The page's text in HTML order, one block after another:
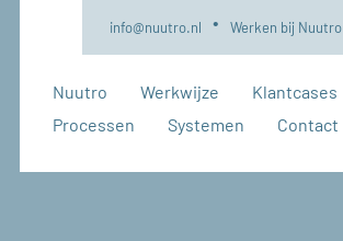
info@nuutro.nl Werken bij Nuutro
Nuutro Werkwijze
Klantcases
Processen
Systemen Contact